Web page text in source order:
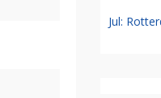
Jul: